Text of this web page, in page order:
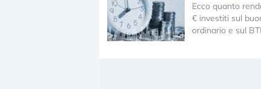
Ecco quanto
€ investiti sul
ordinario e sul